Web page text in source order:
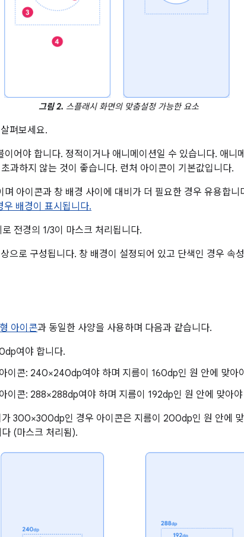
그림 2. 스플래시 화면의 맞춤설정 가능한 요소
펴보세요.
이어야 합니다. 정적이거나 애니메이션일 수 있습니다. 애니
과하지 않는 것이 좋습니다. 런처 아이콘이 기본값입니다.
며 아이콘과 창 배경 사이에 대비가 더 필요한 경우 유용합니
우 배경이 표시됩니다.
전경의 1/3이 마스크 처리됩니다.
으로 구성됩니다. 창 배경이 설정되어 있고 단색인 경우 속
아이콘과 동일한 사양을 사용하며 다음과 같습니다.
여야 합니다.
이콘: 240×240dp여야 하며 지름이 160dp인 원 안에 맞아
이콘: 288×288dp여야 하며 지름이 192dp인 원 안에 맞아
가 300×300dp인 경우 아이콘은 지름이 200dp인 원 안에
(마스크 처리됨).